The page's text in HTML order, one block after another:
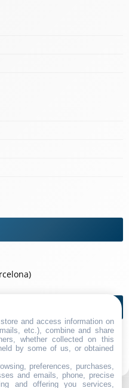
2026
and access information on
etc.), combine and share
whether collected on this
by some of us, or obtained
preferences, purchases,
and emails, phone, precise
and offering you services,